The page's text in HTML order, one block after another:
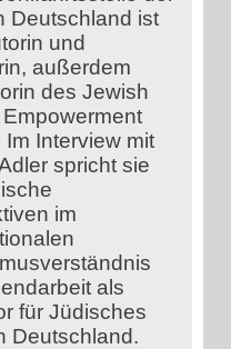
Deutschland ist
und
außerdem
des Jewish
Im Interview mit
spricht sie
im
als
für Jüdisches
Deutschland.